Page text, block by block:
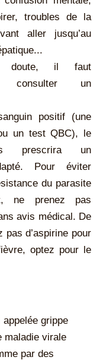
troubles de la
aller jusqu’au
il faut
consulter un
positif (une
un test QBC), le
prescrira un
Pour éviter
du parasite
ne prenez pas
avis médical. De
pas d’aspirine pour
optez pour le
appelée grippe
maladie virale
par des